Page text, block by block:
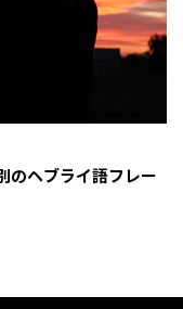
のヘブライ語フレー